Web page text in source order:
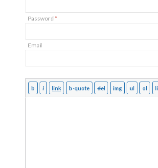
Password *
Email